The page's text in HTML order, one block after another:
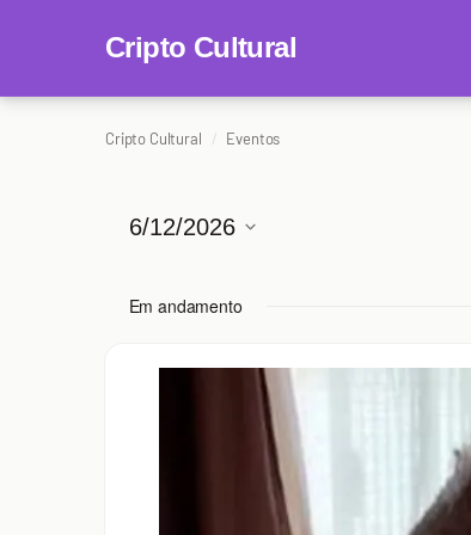
Cripto Cultural
Cripto Cultural Eventos
6/12/2026
Em andamento